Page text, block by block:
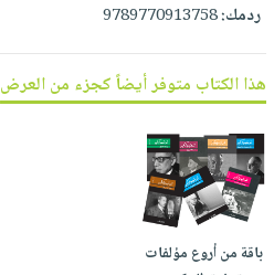
العناية
الحمية
والتغذية
المائدة
الأوعية
أدوات
المطبخ
الأكثر
العودة
للمدارس
اكسسوارات
كتب
اكسسوارات
منزلية
شحن
مجاني
بنود
اشتراكات
كل
الاشتراكات
صندوق
القراءة
بحث
متقدم
ردمك:9789770913758
هذا الكتاب متوفر أيضاً كجزء من العرض
باقة من أروع مؤلفات